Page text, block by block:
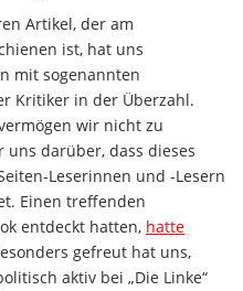
Artikel, der am
ist, hat uns
mit sogenannten
Kritiker in der Überzahl.
wir nicht zu
darüber, dass dieses
Leserinnen und -Lesern
Einen treffenden
entdeckt hatten, hatte
gefreut hat uns,
aktiv bei „Die Linke“